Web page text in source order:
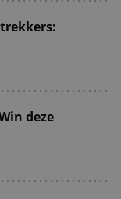
deze